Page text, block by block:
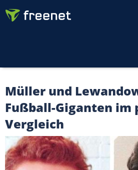
Müller und
Fußball-Giganten im
Vergleich